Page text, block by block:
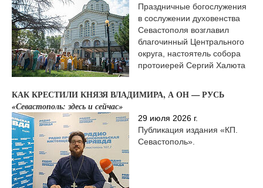
Праздничные богослужения
в сослужении духовенства
Севастополя возглавил
благочинный Центрального
округа, настоятель собора
протоиерей Сергий Халюта
КАК КРЕСТИЛИ КНЯЗЯ ВЛАДИМИРА, А ОН — РУСЬ
«Севастополь: здесь и сейчас»
29 июля 2026 г.
Публикация издания «КП.
Севастополь».